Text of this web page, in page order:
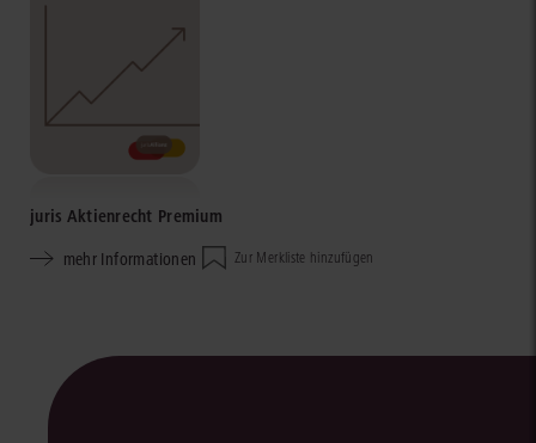
juris Aktienrecht Premium
mehr Informationen
Zur Merkliste hinzufügen